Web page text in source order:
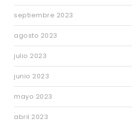
septiembre 2023
agosto 2023
julio 2023
junio 2023
mayo 2023
abril 2023